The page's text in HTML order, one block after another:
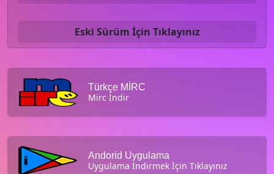
Eski Sürüm İçin Tıklayınız
Türkçe MİRC
Mirc İndir
Andorid Uygulama
Uygulama İndirmek İçin Tıklayınız